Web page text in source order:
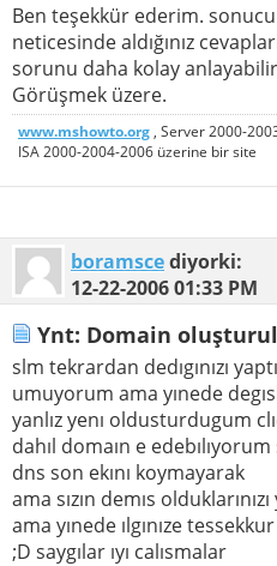
Ben teşekkür ederim.
neticesinde aldığınız
sorunu daha kolay
Görüşmek üzere.
www.mshowto.org , Server 2000-
ISA 2000-2004-2006 üzerine bir site
boramscediyorki:
12-22-200601:33 PM
Ynt: Domain
slm tekrardan dedıgınızı
umuyorum ama yınede
yanlız yenı oldusturdugum
dahıl domaın e
dns son ekını koymayarak
ama sızın demıs
ama yınede ılgınıze
;D saygılar ıyı calısmalar